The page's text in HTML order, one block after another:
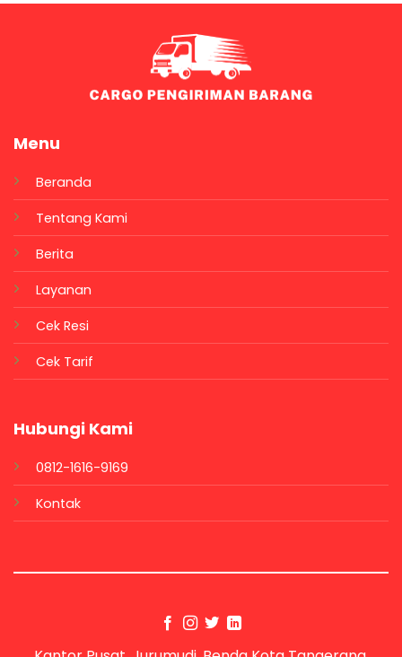
Menu
Beranda
Tentang Kami
Berita
Layanan
Cek Resi
Cek Tarif
Hubungi Kami
0812-1616-9169
Kontak